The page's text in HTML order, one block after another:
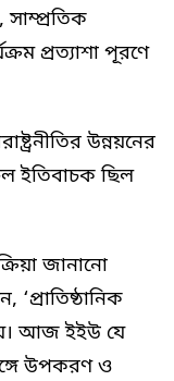
সাম্প্রতিক
প্রত্যাশা পূরণে
উন্নয়নের
ইতিবাচক ছিল
জানানো
আজ ইইউ যে
উপকরণ ও